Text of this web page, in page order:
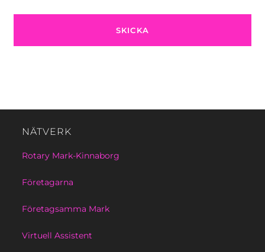
NÄTVERK
Rotary Mark-Kinnaborg
Företagarna
Företagsamma Mark
Virtuell Assistent